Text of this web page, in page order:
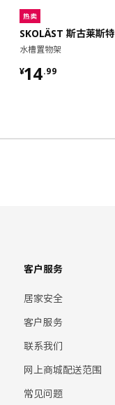
热卖
SKOLÄST 斯古莱斯特
水槽置物架
¥14.99
¥ 14.99
客户服务
居家安全
客户服务
联系我们
网上商城配送范围
常见问题